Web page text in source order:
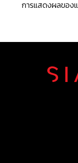
การแสดงผลของ